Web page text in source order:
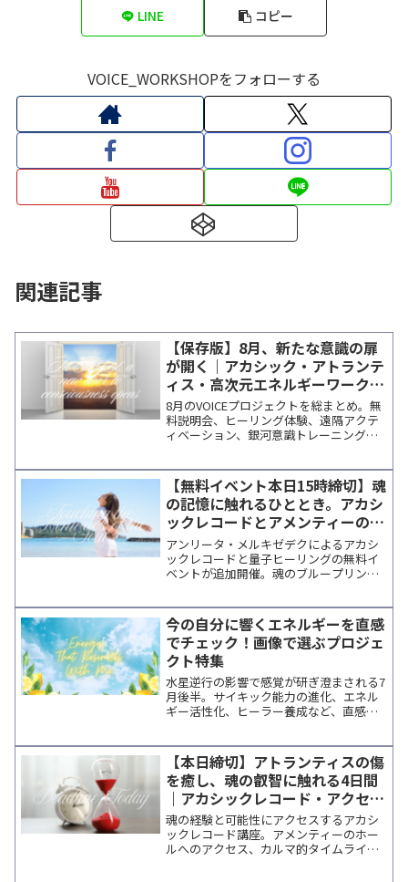
LINE コピー
VOICE_WORKSHOPをフォローする
関連記事
【保存版】8月、新たな意識の扉
が開く｜アカシック・アトランテ
ィス・高次元エネルギーワーク特
集
8月のVOICEプロジェクトを総まとめ。無
料説明会、ヒーリング体験、遠隔アクテ
ィベーション、銀河意識トレーニング、
す。
【無料イベント本日15時締切】魂
の記憶に触れるひととき。アカシ
ックレコードとアメンティーの扉
へ
アンリータ・メルキゼデクによるアカシ
ックレコードと量子ヒーリングの無料イ
ベントが追加開催。魂のブループリント
で。
今の自分に響くエネルギーを直感
でチェック！画像で選ぶプロジェ
クト特集
水星逆行の影響で感覚が研ぎ澄まされる7
月後半。サイキック能力の進化、エネル
ギー活性化、ヒーラー養成など、直感で
ザンサー・カ・エンラ・エルからのメッ
セージも掲載。
【本日締切】アトランティスの傷
を癒し、魂の叡智に触れる4日間
｜アカシックレコード・アクセス
＆アメンティーのホール養成講座
魂の経験と可能性にアクセスするアカシ
ックレコード講座。アメンティーのホー
ルへのアクセス、カルマ的タイムライン